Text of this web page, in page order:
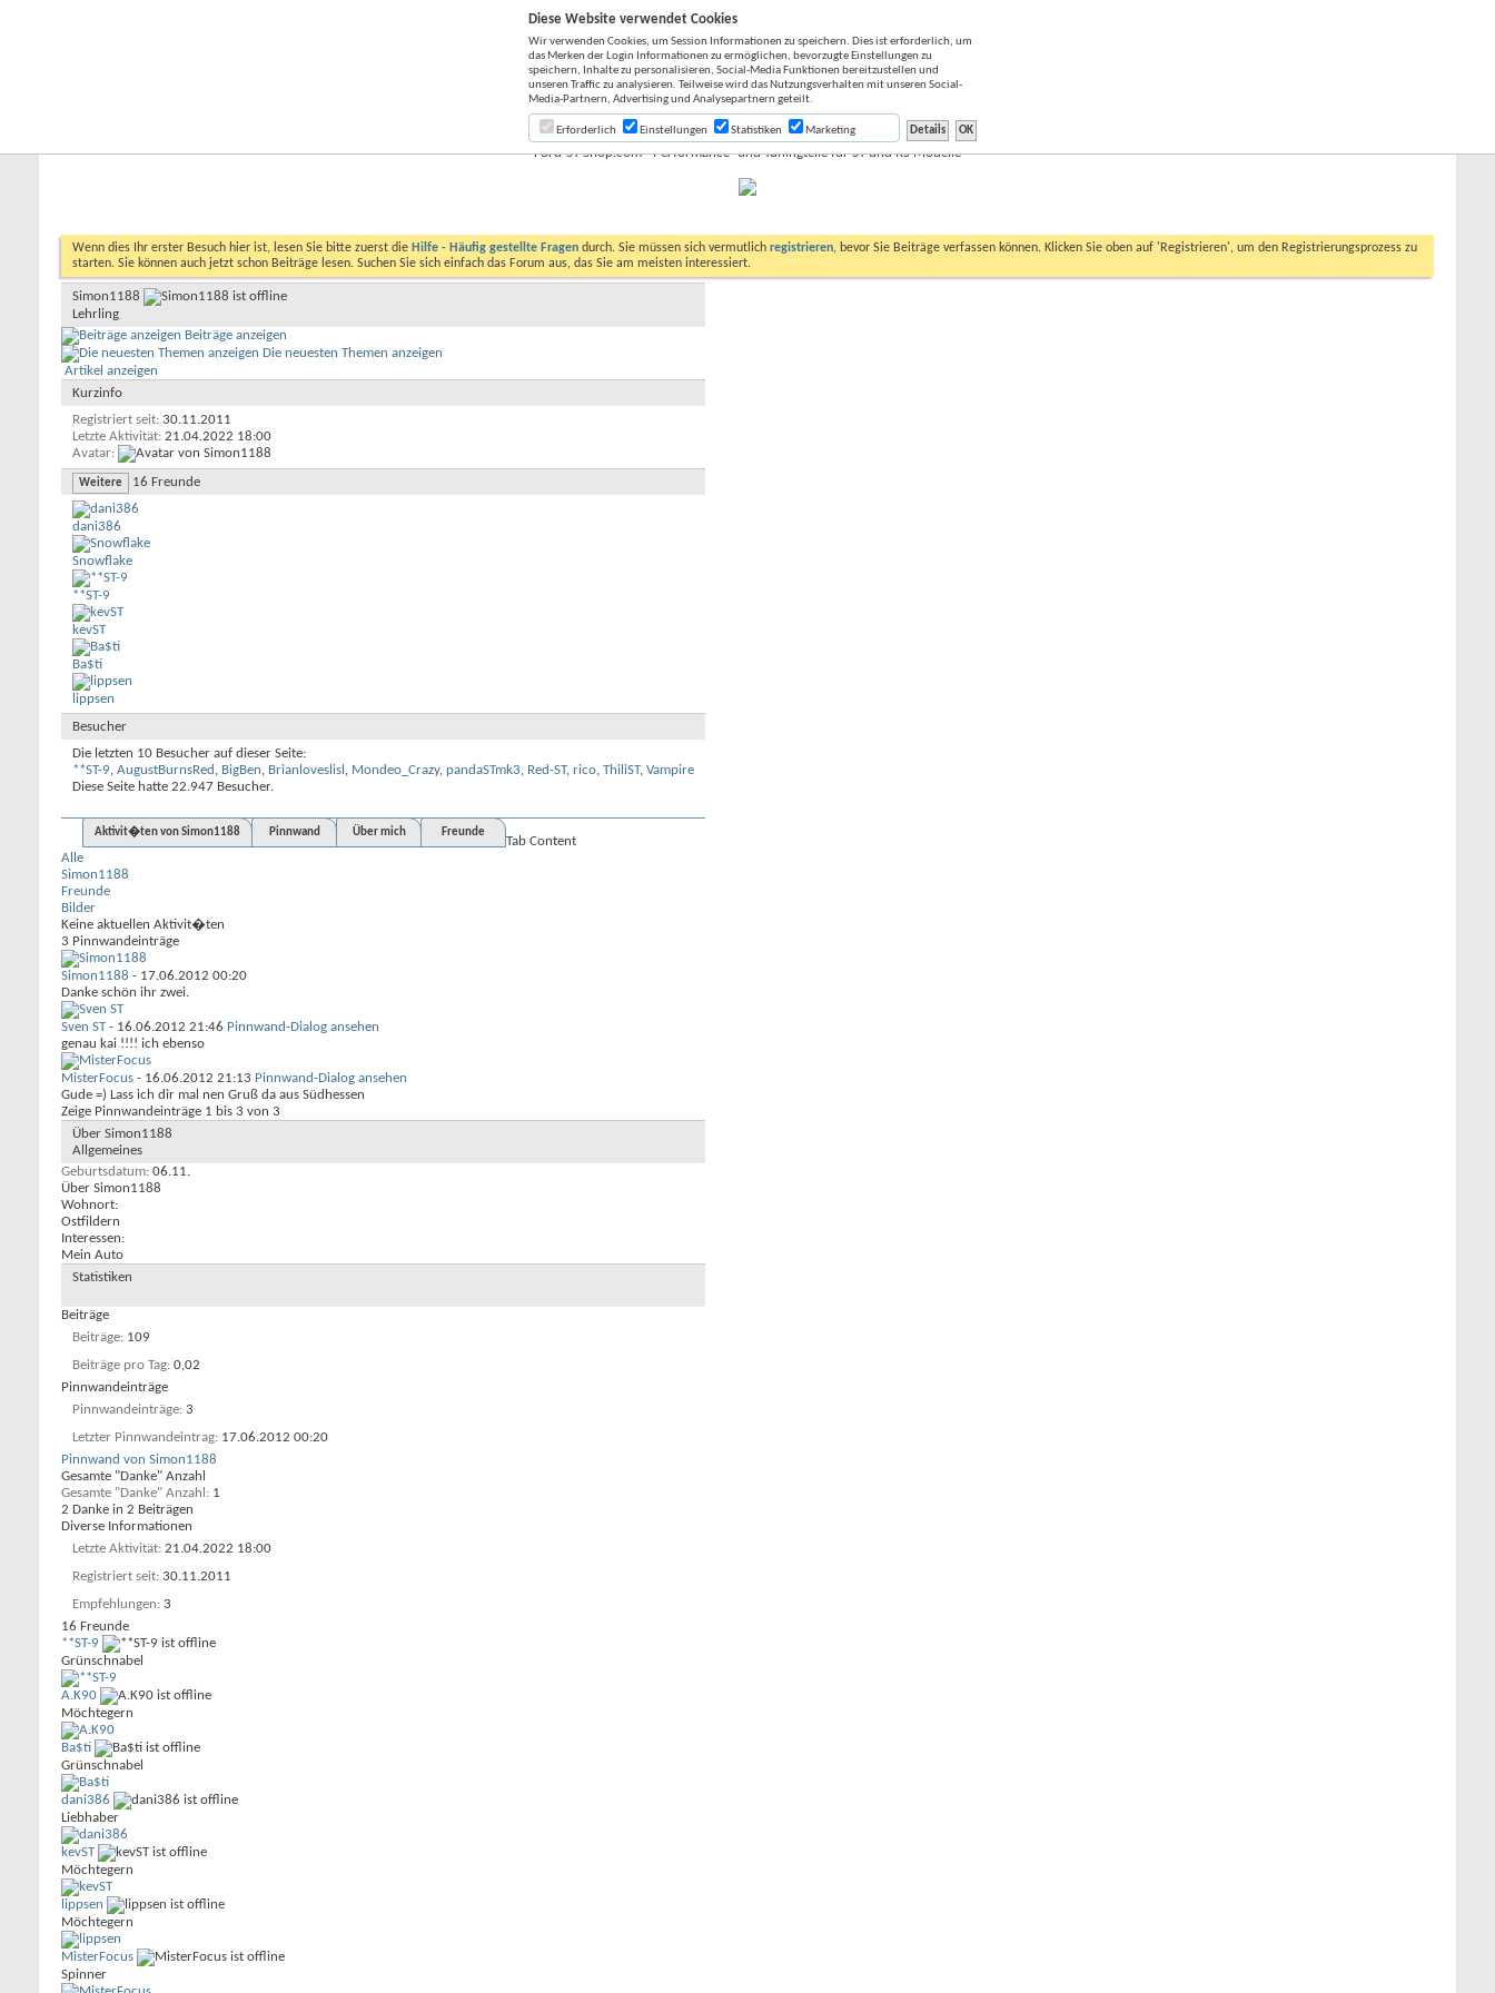
Ford-ST-Shop.com - Performance- und Tuningteile für ST und RS Modelle
Wenn dies Ihr erster Besuch hier ist, lesen Sie bitte zuerst die Hilfe - Häufig gestellte Fragen durch. Sie müssen sich vermutlich registrieren, bevor Sie Beiträge verfassen können. Klicken Sie oben auf 'Registrieren', um den Registrierungsprozess zu
starten. Sie können auch jetzt schon Beiträge lesen. Suchen Sie sich einfach das Forum aus, das Sie am meisten interessiert.
Simon1188
Lehrling
Beiträge anzeigen
Die neuesten Themen anzeigen
Artikel anzeigen
Kurzinfo
Registriert seit 30.11.2011
Letzte Aktivität 21.04.2022 18:00
Avatar
Weitere 16 Freunde
dani386
Snowflake
**ST-9
kevST
Ba$ti
lippsen
Besucher
Die letzten 10 Besucher auf dieser Seite:
**ST-9, AugustBurnsRed , BigBen, Brianloveslisl , Mondeo_Crazy, pandaSTmk3, Red-ST, rico, ThiliST, Vampire
Diese Seite hatte 22.947 Besucher.
Aktivit�ten von Simon1188 Pinnwand Über mich Freunde
Tab Content
Alle
Simon1188
Freunde
Bilder
Keine aktuellen Aktivit�ten
3 Pinnwandeinträge
Simon1188 - 17.06.2012 00:20
Danke schön ihr zwei.
Sven ST- 16.06.2012 21:46 Pinnwand-Dialog ansehen
genau kai !!!! ich ebenso
MisterFocus - 16.06.2012 21:13 Pinnwand-Dialog ansehen
Gude =) Lass ich dir mal nen Gruß da aus Südhessen
Zeige Pinnwandeinträge 1 bis 3 von 3
Über Simon1188
Allgemeines
Geburtsdatum 06.11.
Über Simon1188
Wohnort:
Ostfildern
Interessen:
Mein Auto
Statistiken
Beiträge
Beiträge 109
Beiträge pro Tag 0,02
Pinnwandeinträge
Pinnwandeinträge 3
Letzter Pinnwandeintrag 17.06.2012 00:20
Pinnwand von Simon1188
Gesamte "Danke" Anzahl
Gesamte "Danke" Anzahl
1
2 Danke in 2 Beiträgen
Diverse Informationen
Letzte Aktivität 21.04.2022 18:00
Registriert seit 30.11.2011
Empfehlungen 3
16 Freunde
**ST-9
Grünschnabel
A.K90
Möchtegern
Ba$ti
Grünschnabel
dani386
Liebhaber
kevST
Möchtegern
lippsen
Möchtegern
MisterFocus
Spinner
Diese Website verwendet Cookies
Wir verwenden Cookies, um Session Informationen zu speichern. Dies ist erforderlich, um
das Merken der Login Informationen zu ermöglichen, bevorzugte Einstellungen zu
speichern, Inhalte zu personalisieren, Social-Media Funktionen bereitzustellen und
unseren Traffic zu analysieren. Teilweise wird das Nutzungsverhalten mit unseren Social-
Media-Partnern, Advertising und Analysepartnern geteilt.
Erforderlich Einstellungen Statistiken Marketing